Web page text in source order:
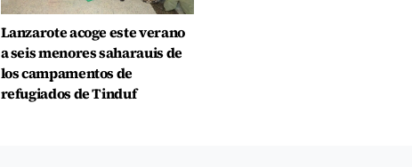
Lanzarote acoge este verano
a seis menores saharauis de
los campamentos de
refugiados de Tinduf